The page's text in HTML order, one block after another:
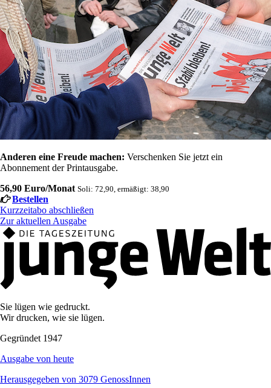
Anderen eine Freude machen: Verschenken Sie jetzt ein
Abonnement der Printausgabe.
56,90 Euro/Monat Soli: 72,90, ermäßigt: 38,90
Bestellen
Kurzzeitabo abschließen
Zur aktuellen Ausgabe
Sie lügen wie gedruckt.
Wir drucken, wie sie lügen.
Gegründet 1947
Ausgabe von heute
Herausgegeben von 3079 GenossInnen